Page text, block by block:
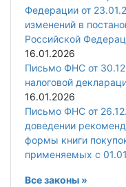
Федерации от
изменений в
Российской
16.01.2026
Письмо ФНС от
налоговой
16.01.2026
Письмо ФНС от
доведении
формы книги
применяемых с
Все законы »